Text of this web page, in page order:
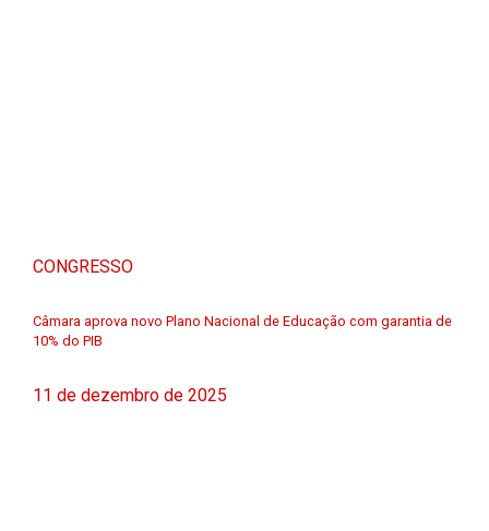
CONGRESSO
Câmara aprova novo Plano Nacional de Educação com garantia de
10% do PIB
11 de dezembro de 2025